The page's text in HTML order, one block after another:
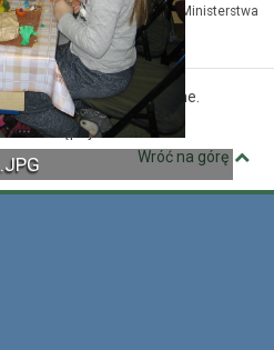
ze środków Ministerstwa
i Cyfryzacji
prawa zastrzeżone.
Dostępnych Stron
Wróć na górę